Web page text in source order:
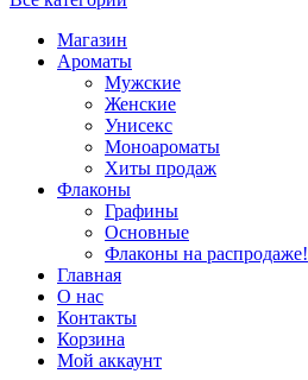
Магазин
Ароматы
Мужские
Женские
Унисекс
Моноароматы
Хиты продаж
Флаконы
Графины
Основные
Флаконы на распродаже!
Главная
О нас
Контакты
Корзина
Мой аккаунт